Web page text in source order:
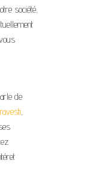
société,
de
,